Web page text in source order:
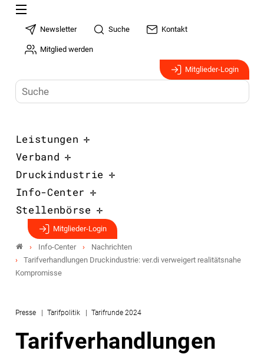
Newsletter Suche Kontakt
Mitglied werden
Mitglieder-Login
Leistungen
Verband
Druckindustrie
Info-Center
Stellenbörse
Mitglieder-Login
Info-Center
Nachrichten
Tarif­verhandlungen Druck­industrie: ver.di verweigert realitätsnahe
Kompromisse
Presse Tarifpolitik Tarifrunde 2024
Tarif­verhandlungen